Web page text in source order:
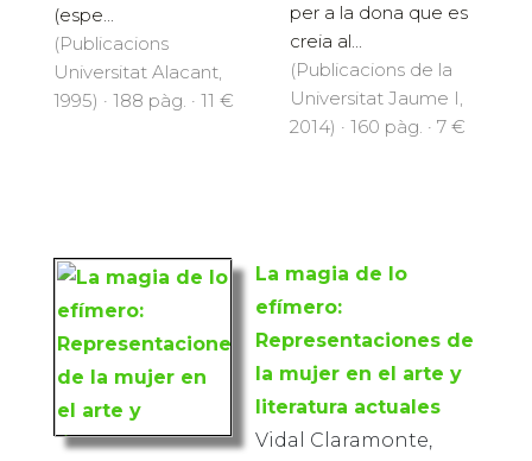
(espe...
(Publicacions
Universitat Alacant,
1995) · 188 pàg. · 11 €
per a la dona que es
creia al...
(Publicacions de la
Universitat Jaume I,
2014) · 160 pàg. · 7 €
La magia de lo
efímero:
Representaciones de
la mujer en el arte y
literatura actuales
Vidal Claramonte,